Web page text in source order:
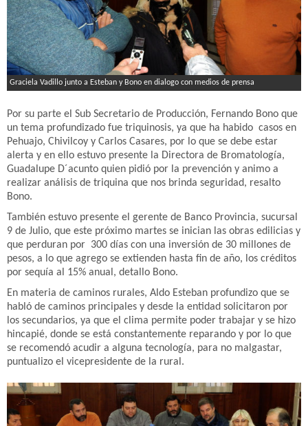
Graciela Vadillo junto a Esteban y Bono en dialogo con medios de prensa
Por su parte el Sub Secretario de Producción, Fernando Bono que
un tema profundizado fue triquinosis, ya que ha habido casos en
Pehuajo, Chivilcoy y Carlos Casares, por lo que se debe estar
alerta y en ello estuvo presente la Directora de Bromatología,
Guadalupe D´acunto quien pidió por la prevención y animo a
realizar análisis de triquina que nos brinda seguridad, resalto
Bono.
También estuvo presente el gerente de Banco Provincia, sucursal
9 de Julio, que este próximo martes se inician las obras edilicias y
que perduran por 300 días con una inversión de 30 millones de
pesos, a lo que agrego se extienden hasta fin de año, los créditos
por sequía al 15% anual, detallo Bono.
En materia de caminos rurales, Aldo Esteban profundizo que se
habló de caminos principales y desde la entidad solicitaron por
los secundarios, ya que el clima permite poder trabajar y se hizo
hincapié, donde se está constantemente reparando y por lo que
se recomendó acudir a alguna tecnología, para no malgastar,
puntualizo el vicepresidente de la rural.